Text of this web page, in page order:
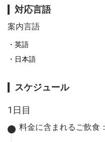
対応言語
案内言語
英語
日本語
スケジュール
1日目
料金に含まれるご飲食：